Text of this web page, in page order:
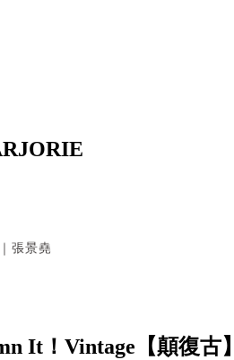
張景堯
It！Vintage【顛復古